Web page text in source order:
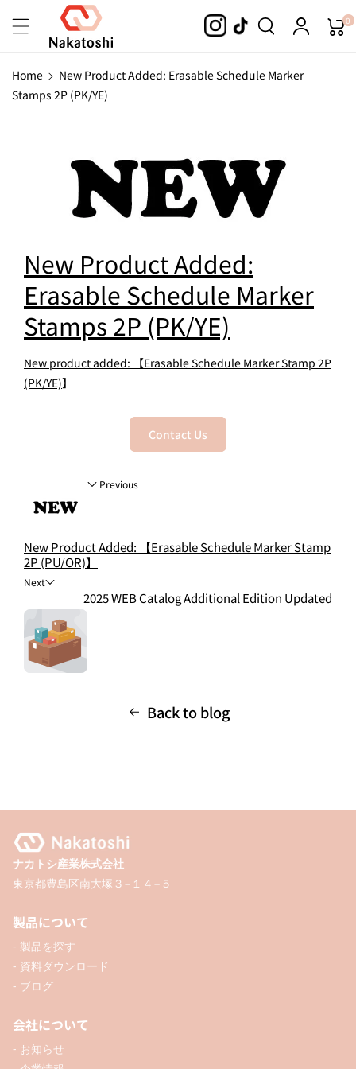
Content
0
Home
New Product Added: Erasable Schedule Marker
Stamps 2P (PK/YE)
New Product Added:
Erasable Schedule Marker
Stamps 2P (PK/YE)
New product added: 【Erasable Schedule Marker Stamp 2P
(PK/YE)】 ​
Contact Us
Previous
New Product Added: 【Erasable Schedule Marker Stamp
2P (PU/OR)】
Next
2025 WEB Catalog Additional Edition Updated
Back to blog
ナカトシ産業株式会社
東京都豊島区南大塚３−１４−５
製品について
- 製品を探す
- 資料ダウンロード
- ブログ
会社について
- お知らせ